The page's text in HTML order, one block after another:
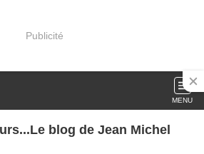
Publicité
MENU
blog de Jean Michel